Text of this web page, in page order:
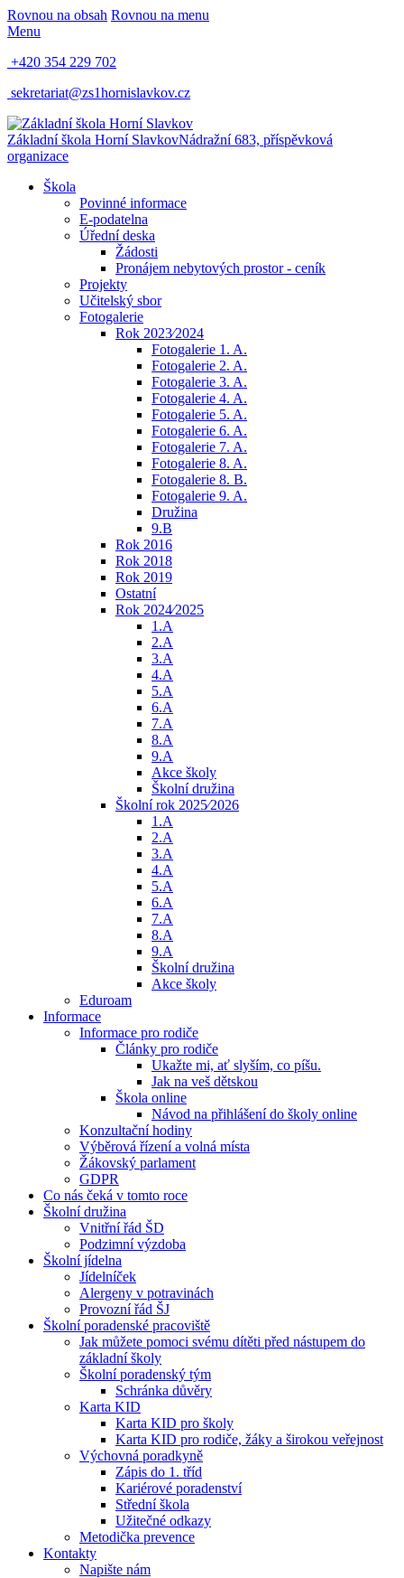
Rovnou na obsah Rovnou na menu
Menu
+420 354 229 702
sekretariat@zs1hornislavkov.cz
Základní škola Horní SlavkovNádražní 683, příspěvková
organizace
Škola
Povinné informace
E-podatelna
Úřední deska
Žádosti
Pronájem nebytových prostor - ceník
Projekty
Učitelský sbor
Fotogalerie
Rok 2023⁄2024
Fotogalerie 1. A.
Fotogalerie 2. A.
Fotogalerie 3. A.
Fotogalerie 4. A.
Fotogalerie 5. A.
Fotogalerie 6. A.
Fotogalerie 7. A.
Fotogalerie 8. A.
Fotogalerie 8. B.
Fotogalerie 9. A.
Družina
9.B
Rok 2016
Rok 2018
Rok 2019
Ostatní
Rok 2024⁄2025
1.A
2.A
3.A
4.A
5.A
6.A
7.A
8.A
9.A
Akce školy
Školní družina
Školní rok 2025⁄2026
1.A
2.A
3.A
4.A
5.A
6.A
7.A
8.A
9.A
Školní družina
Akce školy
Eduroam
Informace
Informace pro rodiče
Články pro rodiče
Ukažte mi, ať slyším, co píšu.
Jak na veš dětskou
Škola online
Návod na přihlášení do školy online
Konzultační hodiny
Výběrová řízení a volná místa
Žákovský parlament
GDPR
Co nás čeká v tomto roce
Školní družina
Vnitřní řád ŠD
Podzimní výzdoba
Školní jídelna
Jídelníček
Alergeny v potravinách
Provozní řád ŠJ
Školní poradenské pracoviště
Jak můžete pomoci svému dítěti před nástupem do
základní školy
Školní poradenský tým
Schránka důvěry
Karta KID
Karta KID pro školy
Karta KID pro rodiče, žáky a širokou veřejnost
Výchovná poradkyně
Zápis do 1. tříd
Kariérové poradenství
Střední škola
Užitečné odkazy
Metodička prevence
Kontakty
Napište nám